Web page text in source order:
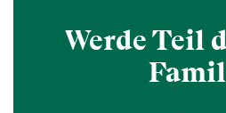
Werde Teil